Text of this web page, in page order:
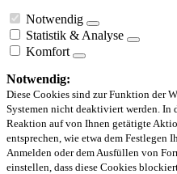
Notwendig
Statistik & Analyse
Komfort
Notwendig:
Diese Cookies sind zur Funktion der
Systemen nicht deaktiviert werden. In
Reaktion auf von Ihnen getätigte
entsprechen, wie etwa dem Festlegen
Anmelden oder dem Ausfüllen von
einstellen, dass diese Cookies